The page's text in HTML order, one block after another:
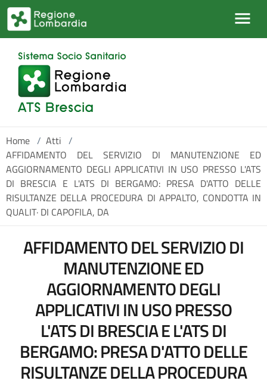
Salta al contenuto principale
Home / Atti /
AFFIDAMENTO DEL SERVIZIO DI MANUTENZIONE ED
AGGIORNAMENTO DEGLI APPLICATIVI IN USO PRESSO L'ATS
DI BRESCIA E L'ATS DI BERGAMO: PRESA D'ATTO DELLE
RISULTANZE DELLA PROCEDURA DI APPALTO, CONDOTTA IN
QUALIT· DI CAPOFILA, DA
AFFIDAMENTO DEL SERVIZIO DI
MANUTENZIONE ED
AGGIORNAMENTO DEGLI
APPLICATIVI IN USO PRESSO
L'ATS DI BRESCIA E L'ATS DI
BERGAMO: PRESA D'ATTO DELLE
RISULTANZE DELLA PROCEDURA